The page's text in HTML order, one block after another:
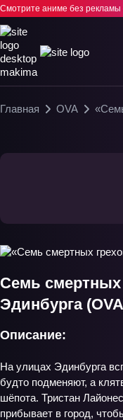
Смотрите аниме без рекламы
Главная OVA
Семь смертных
Эдинбурга
Описание:
На улицах Эдинбурга
будто подменяют, а
шёпота. Тристан
прибывает в город,